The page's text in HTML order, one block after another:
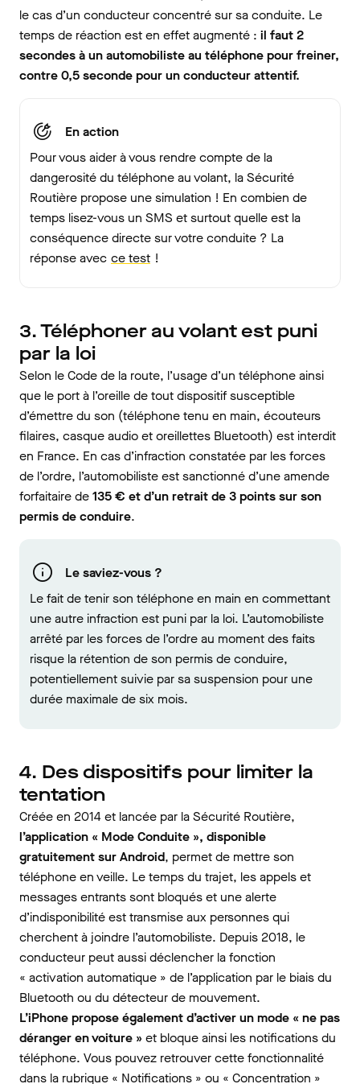
le cas d’un conducteur concentré sur sa conduite. Le
temps de réaction est en effet augmenté : il faut 2
secondes à un automobiliste au téléphone pour freiner,
contre 0,5 seconde pour un conducteur attentif.
En action
Pour vous aider à vous rendre compte de la
dangerosité du téléphone au volant, la Sécurité
Routière propose une simulation ! En combien de
temps lisez-vous un SMS et surtout quelle est la
conséquence directe sur votre conduite ? La
réponse avec ce test !
3. Téléphoner au volant est puni
par la loi
Selon le Code de la route, l’usage d’un téléphone ainsi
que le port à l’oreille de tout dispositif susceptible
d’émettre du son (téléphone tenu en main, écouteurs
filaires, casque audio et oreillettes Bluetooth) est interdit
en France. En cas d’infraction constatée par les forces
de l’ordre, l’automobiliste est sanctionné d’une amende
forfaitaire de135 € et d’un retrait de 3 points sur son
permis de conduire.
Le saviez-vous ?
Le fait de tenir son téléphone en main en commettant
une autre infraction est puni par la loi. L’automobiliste
arrêté par les forces de l’ordre au moment des faits
risque la rétention de son permis de conduire,
potentiellement suivie par sa suspension pour une
durée maximale de six mois.
4. Des dispositifs pour limiter la
tentation
Créée en 2014 et lancée par la Sécurité Routière,
l’application « Mode Conduite », disponible
gratuitement sur Android, permet de mettre son
téléphone en veille. Le temps du trajet, les appels et
messages entrants sont bloqués et une alerte
d’indisponibilité est transmise aux personnes qui
cherchent à joindre l’automobiliste. Depuis 2018, le
conducteur peut aussi déclencher la fonction
« activation automatique » de l’application par le biais du
Bluetooth ou du détecteur de mouvement.
L’iPhone propose également d’activer un mode « ne pas
déranger en voiture » et bloque ainsi les notifications du
téléphone. Vous pouvez retrouver cette fonctionnalité
dans la rubrique « Notifications » ou « Concentration »